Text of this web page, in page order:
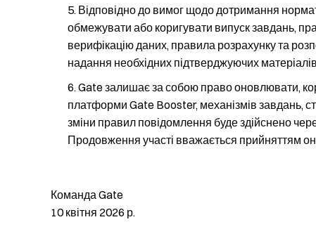
Відповідно до вимог щодо дотримання
обмежувати або коригувати випуск завдань,
верифікацію даних, правила розрахунку та
надання необхідних підтверджуючих
Gate залишає за собою право оновлювати,
платформи Gate Booster, механізмів завдань,
зміни правил повідомлення буде здійснено
Продовження участі вважається прийняттям
Команда Gate
10 квітня 2026 р.